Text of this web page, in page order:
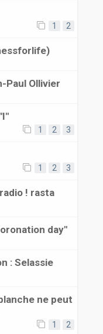
1 2
Paul Ollivier
1 2 3
1 2 3
! rasta
day"
: Selassie
ne peut
1 2